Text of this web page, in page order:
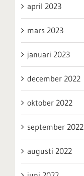
april 2023
mars 2023
januari 2023
december 2022
oktober 2022
september 2022
augusti 2022